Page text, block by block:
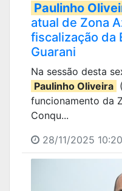
Paulinho
atual de Zona
fiscalização da
Guarani
Na sessão desta
Paulinho Oliveira
funcionamento da
Conqu...
28/11/2025